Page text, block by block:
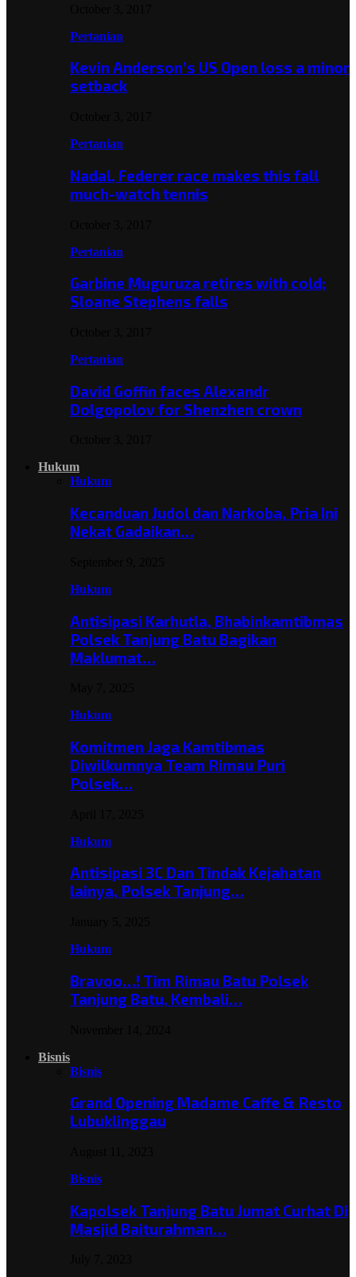
Pertanian
Kevin Anderson’s US Open loss a minor
setback
Pertanian
Nadal, Federer race makes this fall
much-watch tennis
Pertanian
Garbine Muguruza retires with cold;
Sloane Stephens falls
Pertanian
David Goffin faces Alexandr
Dolgopolov for Shenzhen crown
Hukum
Hukum
Kecanduan Judol dan Narkoba, Pria Ini
Nekat Gadaikan…
Hukum
Antisipasi Karhutla, Bhabinkamtibmas
Polsek Tanjung Batu Bagikan
Maklumat…
Hukum
Komitmen Jaga Kamtibmas
Diwilkumnya Team Rimau Puri
Polsek…
Hukum
Antisipasi 3C Dan Tindak Kejahatan
lainya, Polsek Tanjung…
Hukum
Bravoo…! Tim Rimau Batu Polsek
Tanjung Batu, Kembali…
Bisnis
Bisnis
Grand Opening Madame Caffe & Resto
Lubuklinggau
Bisnis
Kapolsek Tanjung Batu Jumat Curhat Di
Masjid Baiturahman…